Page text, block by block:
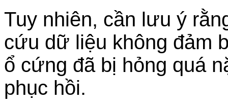
Tuy nhiên, cần lưu ý
cứu dữ liệu không đảm
ổ cứng đã bị hỏng quá
phục hồi.